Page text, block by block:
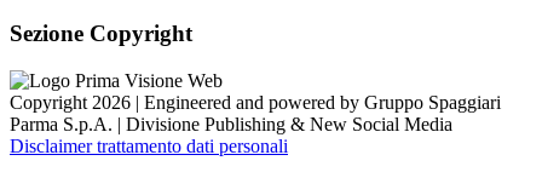
Sezione Copyright
Copyright 2026 | Engineered and powered by Gruppo Spaggiari
Parma S.p.A. | Divisione Publishing & New Social Media
Disclaimer trattamento dati personali